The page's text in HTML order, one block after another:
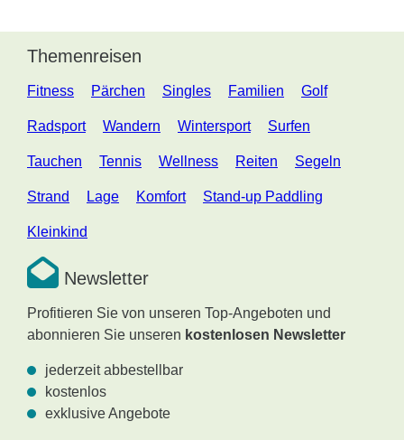
Themenreisen
Fitness Pärchen Singles Familien Golf
Radsport Wandern Wintersport Surfen
Tauchen Tennis Wellness Reiten Segeln
Strand Lage Komfort Stand-up Paddling
Kleinkind
Newsletter
Profitieren Sie von unseren Top-Angeboten und
abonnieren Sie unseren kostenlosen Newsletter
jederzeit abbestellbar
kostenlos
exklusive Angebote